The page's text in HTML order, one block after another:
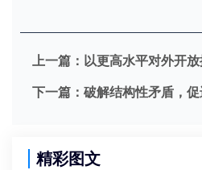
上一篇： 以更高水平对外开
下一篇： 破解结构性矛盾，
精彩图文